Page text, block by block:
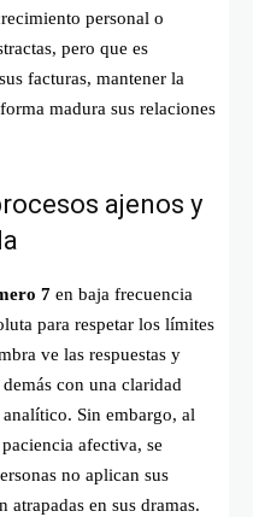
personal o
pero que es
facturas, mantener la
madura sus relaciones
ajenos y
7 en baja frecuencia
para respetar los límites
ve las respuestas y
con una claridad
Sin embargo, al
afectiva, se
no aplican sus
en sus dramas.